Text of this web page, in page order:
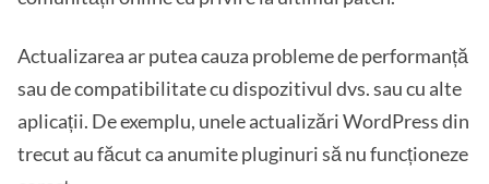
Actualizarea ar putea cauza probleme de performanță
sau de compatibilitate cu dispozitivul dvs. sau cu alte
aplicații. De exemplu, unele actualizări WordPress din
trecut au făcut ca anumite pluginuri să nu funcționeze